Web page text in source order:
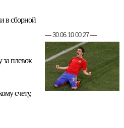
в сборной
плевок
счету,
—30.06.10 00:27—